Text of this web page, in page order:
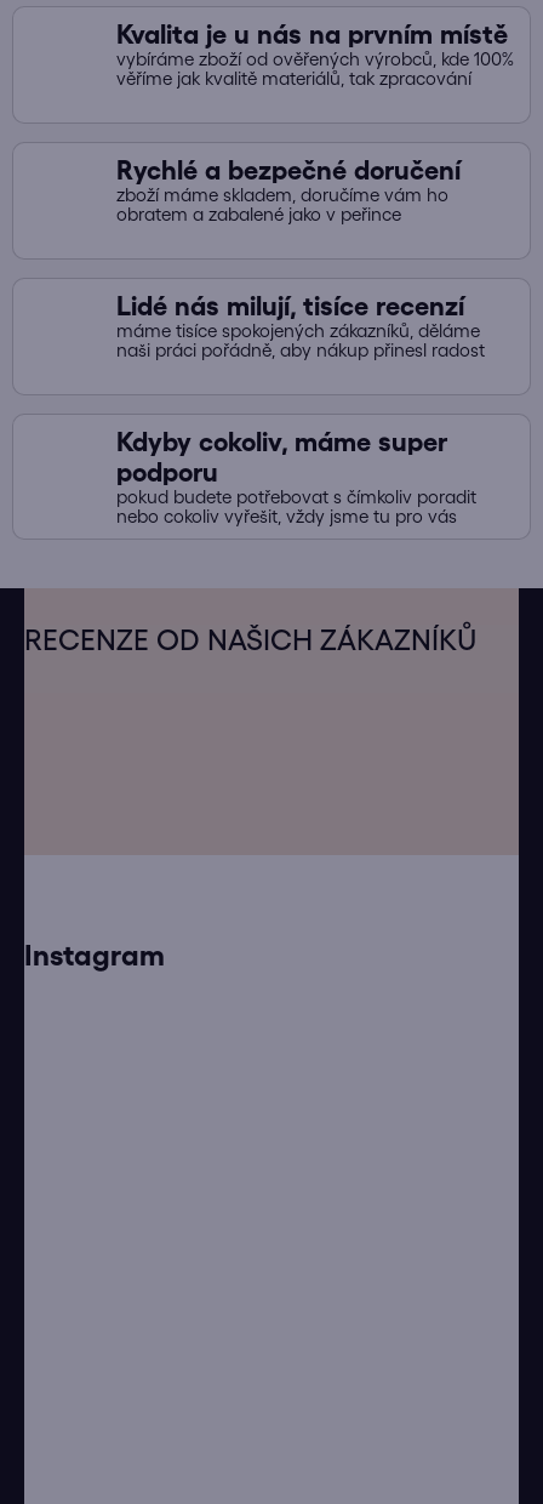
ý
p
i
u
Kvalita je u nás na prvním místě
vybíráme zboží od ověřených výrobců, kde 100%
věříme jak kvalitě materiálů, tak zpracování
Rychlé a bezpečné doručení
zboží máme skladem, doručíme vám ho
obratem a zabalené jako v peřince
Lidé nás milují, tisíce recenzí
máme tisíce spokojených zákazníků, děláme
naši práci pořádně, aby nákup přinesl radost
Kdyby cokoliv, máme super
podporu
pokud budete potřebovat s čímkoliv poradit
nebo cokoliv vyřešit, vždy jsme tu pro vás
RECENZE OD NAŠICH ZÁKAZNÍKŮ
Instagram